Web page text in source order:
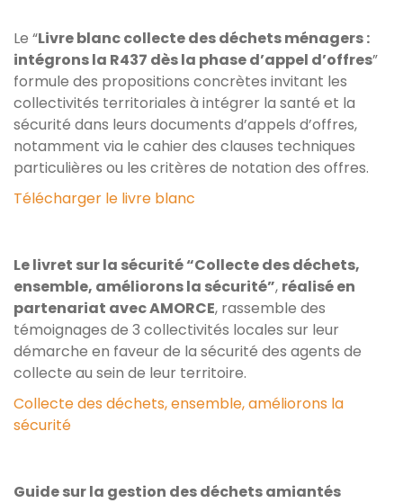
Le “Livre blanc collecte des déchets ménagers :
intégrons la R437 dès la phase d’appel d’offres”
formule des propositions concrètes invitant les
collectivités territoriales à intégrer la santé et la
sécurité dans leurs documents d’appels d’offres,
notamment via le cahier des clauses techniques
particulières ou les critères de notation des offres.
Télécharger le livre blanc
Le livret sur la sécurité “Collecte des déchets,
ensemble, améliorons la sécurité”, réalisé en
partenariat avec AMORCE, rassemble des
témoignages de 3 collectivités locales sur leur
démarche en faveur de la sécurité des agents de
collecte au sein de leur territoire.
Collecte des déchets, ensemble, améliorons la
sécurité
Guide sur la gestion des déchets amiantés